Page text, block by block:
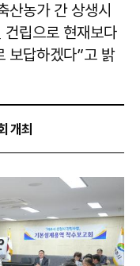
산농가 간 상생시
립으로 현재보다
보답하겠다”고 밝
개최